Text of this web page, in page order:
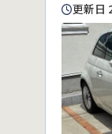
更新日